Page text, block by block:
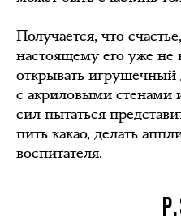
Получается, что
настоящему его уже не
открывать игрушечный
с акриловыми стенами
сил пытаться
пить какао, делать
воспитателя.